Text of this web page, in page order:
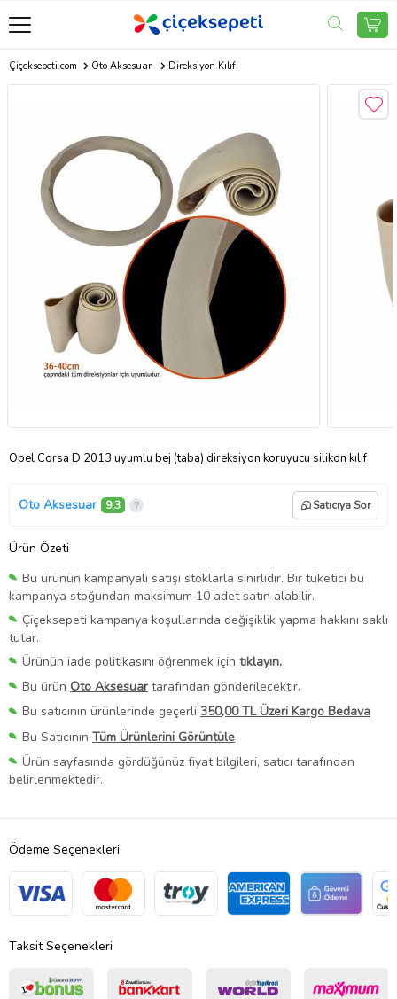
Çiçeksepeti.com Oto Aksesuar Direksiyon Kılıfı
Opel Corsa D 2013 uyumlu bej (taba) direksiyon koruyucu silikon kılıf
Oto Aksesuar 9,3 Satıcıya Sor
Ürün Özeti
Bu ürünün kampanyalı satışı stoklarla sınırlıdır. Bir tüketici bu
kampanya stoğundan maksimum 10 adet satın alabilir.
Çiçeksepeti kampanya koşullarında değişiklik yapma hakkını saklı
tutar.
Ürünün iade politikasını öğrenmek için tıklayın.
Bu ürün Oto Aksesuar tarafından gönderilecektir.
Bu satıcının ürünlerinde geçerli 350,00 TL Üzeri Kargo Bedava
Bu Satıcının Tüm Ürünlerini Görüntüle
Ürün sayfasında gördüğünüz fiyat bilgileri, satıcı tarafından
belirlenmektedir.
Ödeme Seçenekleri
Taksit Seçenekleri